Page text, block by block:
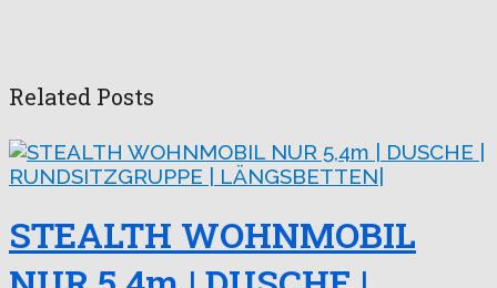
Related Posts
STEALTH WOHNMOBIL